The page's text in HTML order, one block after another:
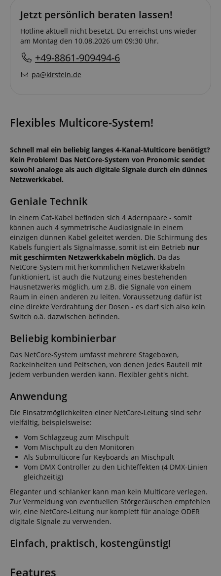
Jetzt persönlich beraten lassen!
Hotline aktuell nicht besetzt. Du erreichst uns wieder
am Montag den 10.08.2026 um 09:30 Uhr.
+49-8861-909494-6
pa@kirstein.de
Flexibles Multicore-System!
Schnell mal ein beliebig langes 4-Kanal-Multicore benötigt?
Kein Problem! Das NetCore-System von Pronomic sendet
sowohl analoge als auch digitale Signale durch ein dünnes
Netzwerkkabel.
Geniale Technik
In einem Cat-Kabel befinden sich 4 Adernpaare - somit
können auch 4 symmetrische Audiosignale in einem
einzigen dünnen Kabel geleitet werden. Die Schirmung des
Kabels fungiert als Signalmasse, somit ist ein Betrieb nur
mit geschirmten Netzwerkkabeln möglich. Da das
NetCore-System mit herkömmlichen Netzwerkkabeln
funktioniert, ist auch die Nutzung eines bestehenden
Hausnetzwerks möglich, um z.B. die Signale von einem
Raum in einen anderen zu leiten. Voraussetzung dafür ist
eine direkte Verdrahtung der Dosen - es darf sich also kein
Switch o.ä. dazwischen befinden.
Beliebig kombinierbar
Das NetCore-System umfasst mehrere Stageboxen,
Rackeinheiten und Peitschen, von denen jedes Bauteil mit
jedem verbunden werden kann. Flexibler geht's nicht.
Anwendung
Die Einsatzmöglichkeiten einer NetCore-Leitung sind sehr
vielfältig, beispielsweise:
Vom Schlagzeug zum Mischpult
Vom Mischpult zu den Monitoren
Als Submulticore für Keyboards an Mischpult
Vom DMX Controller zu den Lichteffekten (4 DMX-Linien
gleichzeitig)
Eleganter und schlanker kann man kein Multicore verlegen.
Zur Vermeidung von eventuellen Störgeräuschen empfehlen
wir, eine NetCore-Leitung nur komplett für analoge ODER
digitale Signale zu verwenden.
Einfach, praktisch, kostengünstig!
Features